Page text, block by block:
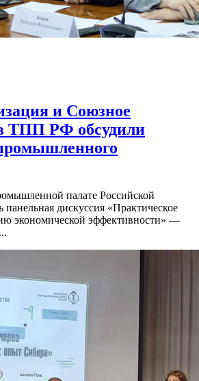
и Союзное
в ТПП РФ обсудили
палате Российской
панельная дискуссия «Практическое
экономической эффективности» —